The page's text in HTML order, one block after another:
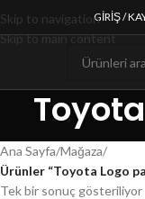
Skip to navigation
Skip to main content
GIRIŞ /
Ana Sayfa/Mağaza/
Ürünler “Toyota Logo
Tek bir sonuç gösteriliyor